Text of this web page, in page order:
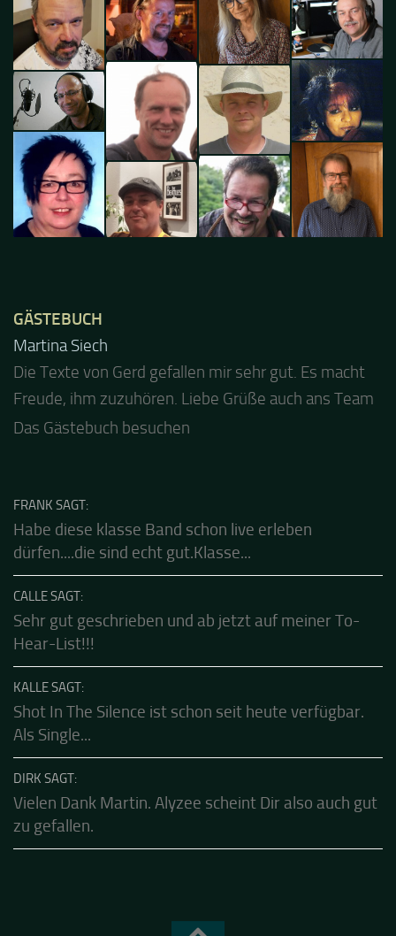
GÄSTEBUCH
Martina Siech
Die Texte von Gerd gefallen mir sehr gut. Es macht
Freude, ihm zuzuhören. Liebe Grüße auch ans Team
Jacel
Guten Abend und auch von uns nochmals besten
Dank für die tolle Mucke zur Party! Der aktuelle Live
FRANK SAGT:
Habe diese klasse Band schon live erleben
dürfen....die sind echt gut.Klasse...
CALLE SAGT:
Sehr gut geschrieben und ab jetzt auf meiner To-
Hear-List!!!
KALLE SAGT:
Shot In The Silence ist schon seit heute verfügbar.
Als Single...
DIRK SAGT:
Vielen Dank Martin. Alyzee scheint Dir also auch gut